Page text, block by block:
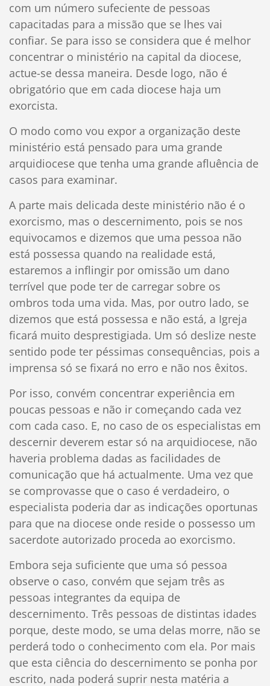
com um número sufeciente de pessoas
capacitadas para a missão que se lhes vai
confiar. Se para isso se considera que é melhor
concentrar o ministério na capital da diocese,
actue-se dessa maneira. Desde logo, não é
obrigatório que em cada diocese haja um
exorcista.
O modo como vou expor a organização deste
ministério está pensado para uma grande
arquidiocese que tenha uma grande afluência de
casos para examinar.
A parte mais delicada deste ministério não é o
exorcismo, mas o descernimento, pois se nos
equivocamos e dizemos que uma pessoa não
está possessa quando na realidade está,
estaremos a inflingir por omissão um dano
terrível que pode ter de carregar sobre os
ombros toda uma vida. Mas, por outro lado, se
dizemos que está possessa e não está, a Igreja
ficará muito desprestigiada. Um só deslize neste
sentido pode ter péssimas consequências, pois a
imprensa só se fixará no erro e não nos êxitos.
Por isso, convém concentrar experiência em
poucas pessoas e não ir começando cada vez
com cada caso. E, no caso de os especialistas em
descernir deverem estar só na arquidiocese, não
haveria problema dadas as facilidades de
comunicação que há actualmente. Uma vez que
se comprovasse que o caso é verdadeiro, o
especialista poderia dar as indicações oportunas
para que na diocese onde reside o possesso um
sacerdote autorizado proceda ao exorcismo.
Embora seja suficiente que uma só pessoa
observe o caso, convém que sejam três as
pessoas integrantes da equipa de
descernimento. Três pessoas de distintas idades
porque, deste modo, se uma delas morre, não se
perderá todo o conhecimento com ela. Por mais
que esta ciência do descernimento se ponha por
escrito, nada poderá suprir nesta matéria a